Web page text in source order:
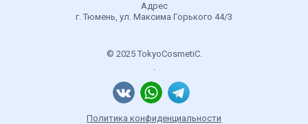
Адрес
г. Тюмень, ул. Максима Горького 44/3
© 2025 TokyoCosmetiC.
.
Политика конфиденциальности